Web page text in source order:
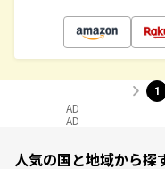
1
AD
AD
人気の国と地域から探